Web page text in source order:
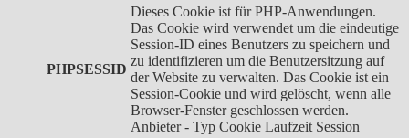
PHPSESSID
Dieses Cookie ist für PHP-Anwendungen.
Das Cookie wird verwendet um die eindeutige
Session-ID eines Benutzers zu speichern und
zu identifizieren um die Benutzersitzung auf
der Website zu verwalten. Das Cookie ist ein
Session-Cookie und wird gelöscht, wenn alle
Browser-Fenster geschlossen werden.
Anbieter - Typ Cookie Laufzeit Session